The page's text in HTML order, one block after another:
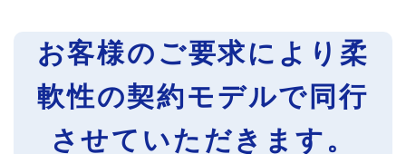
お客様のご要求により柔
軟性の契約モデルで同行
させていただきます。